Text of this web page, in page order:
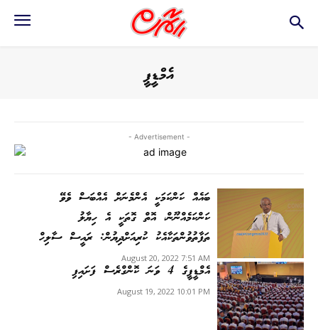
އެމްޑީޕީ
- Advertisement -
ބައެއް ކަންކަމަކީ އެންމެނަށް އެއްބަސް ވެވޭ
ކަންކަމެއްނޫން، އޮތް ގޮތަކީ އެ ހިޔާލު
ތަފާތުވުންތަކާއެކު ކުރިއަށްދިޔުން: ރައީސް ސާލިހް
August 20, 2022 7:51 AM
އެމްޑީޕީގެ 4 ވަނަ ކޮންގްރެސް ފަށައިފި
August 19, 2022 10:01 PM